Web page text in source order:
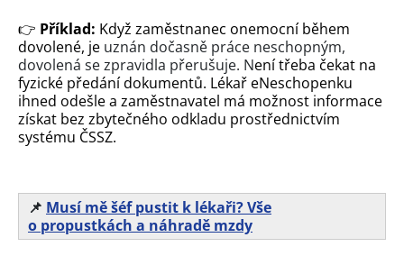
👉 Příklad: Když zaměstnanec onemocní během
dovolené, je uznán dočasně práce neschopným,
dovolená se zpravidla přerušuje. Není třeba čekat na
fyzické předání dokumentů. Lékař eNeschopenku
ihned odešle a zaměstnavatel má možnost informace
získat bez zbytečného odkladu prostřednictvím
systému ČSSZ.
📌 Musí mě šéf pustit k lékaři? Vše
o propustkách a náhradě mzdy